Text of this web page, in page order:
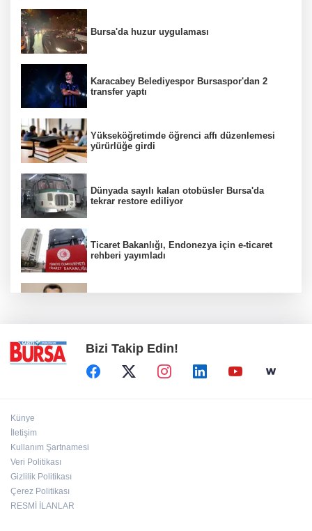
Bursa'da huzur uygulaması
Karacabey Belediyespor Bursaspor'dan 2
transfer yaptı
Yükseköğretimde öğrenci affı düzenlemesi
yürürlüğe girdi
Dünyada sayılı kalan otobüsler Bursa'da
tekrar restore ediliyor
Ticaret Bakanlığı, Endonezya için e-ticaret
rehberi yayımladı
Bizi Takip Edin!
Künye
İletişim
Kullanım Şartnamesi
Veri Politikası
Gizlilik Politikası
Çerez Politikası
RESMİ İLANLAR